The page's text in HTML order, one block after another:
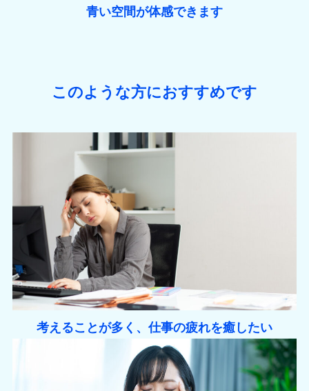
青い空間が体感できます
このような方におすすめです
考えることが多く、仕事の疲れを癒したい